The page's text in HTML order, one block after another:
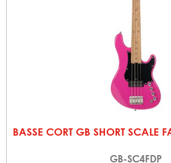
BASSE CORT GB SHORT SCALE
GB-SC4FDP